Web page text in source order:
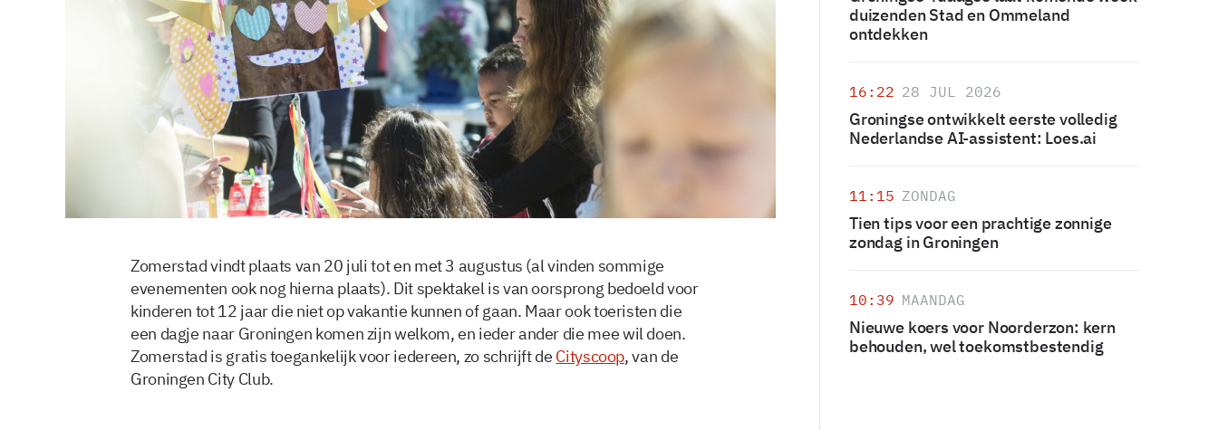
Zomerstad vindt plaats van 20 juli tot en met 3 augustus (al vinden sommige
evenementen ook nog hierna plaats). Dit spektakel is van oorsprong bedoeld voor
kinderen tot 12 jaar die niet op vakantie kunnen of gaan. Maar ook toeristen die
een dagje naar Groningen komen zijn welkom, en ieder ander die mee wil doen.
Zomerstad is gratis toegankelijk voor iedereen, zo schrijft de Cityscoop, van de
Groningen City Club.
duizenden Stad en Ommeland
ontdekken
16:22 28 JUL 2026
Groningse ontwikkelt eerste volledig
Nederlandse AI-assistent: Loes.ai
11:15 ZONDAG
Tien tips voor een prachtige zonnige
zondag in Groningen
10:39 MAANDAG
Nieuwe koers voor Noorderzon: kern
behouden, wel toekomstbestendig